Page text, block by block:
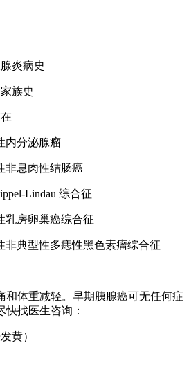
炎病史
族史
分泌腺瘤
息肉性结肠癌
Lindau 综合征
房卵巢癌综合征
典型性多痣性黑色素瘤综合征
和体重减轻。早期胰腺癌可无任何症
找医生咨询：
黄）